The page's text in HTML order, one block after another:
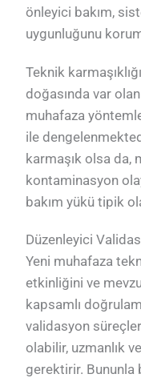
önleyici bakım,
uygunluğunu
Teknik
doğasında var
muhafaza
ile
karmaşık olsa da,
kontaminasyon
bakım yükü tipik
Düzenleyici
Yeni muhafaza
etkinliğini ve
kapsamlı
validasyon
olabilir, uzmanlık
gerektirir. Bununla